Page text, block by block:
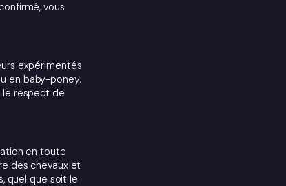
vous
expérimentés
en baby-poney.
le respect de
en toute
des chevaux et
quel que soit le